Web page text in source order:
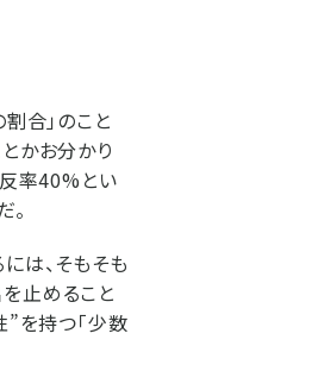
合」のこと
かお分かり
率40%とい
は、そもそも
止めること
”を持つ「少数